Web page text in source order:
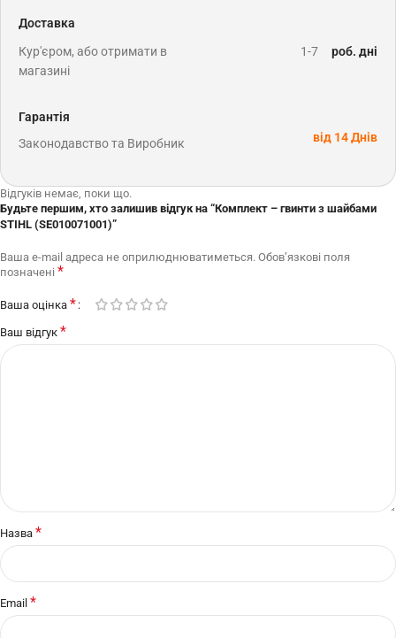
Доставка
Кур'єром, або отримати в
магазині
1-7 роб. дні
Гарантія
Законодавство та Виробник
від 14 Днів
Відгуків немає, поки що.
Будьте першим, хто залишив відгук на “Комплект – гвинти з шайбами
STIHL (SE010071001)”
Ваша e-mail адреса не оприлюднюватиметься. Обов’язкові поля
позначені *
Ваша оцінка *
Ваш відгук *
Назва *
Email *